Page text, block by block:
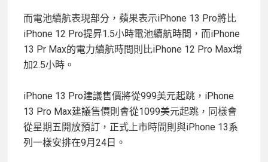
而電池續航表現部分，蘋果表示iPhone 13 Pro將比
iPhone 12 Pro提昇1.5小時電池續航時間，而iPhone
13 Pr Max的電力續航時間則比iPhone 12 Pro Max增
加2.5小時。
iPhone 13 Pro建議售價將從999美元起跳，iPhone
13 Pro Max建議售價則會從1099美元起跳，同樣會
從星期五開放預訂，正式上市時間則與iPhone 13系
列一樣安排在9月24日。